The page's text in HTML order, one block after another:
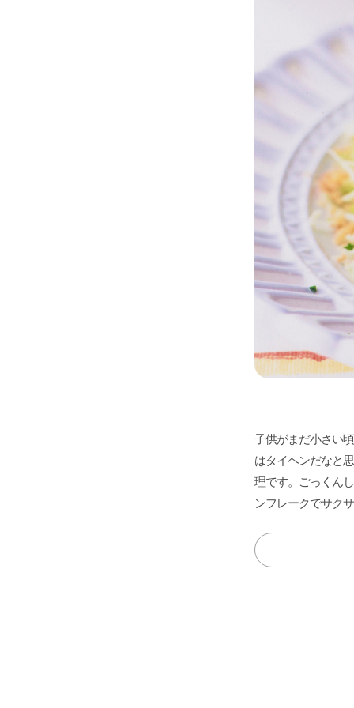
子供がまだ小さい
はタイヘンだなと
理です。ごっくん
ンフレークでサク